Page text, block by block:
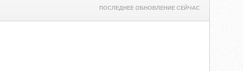
ПОСЛЕДНЕЕ ОБНОВЛЕНИЕ СЕЙЧАС